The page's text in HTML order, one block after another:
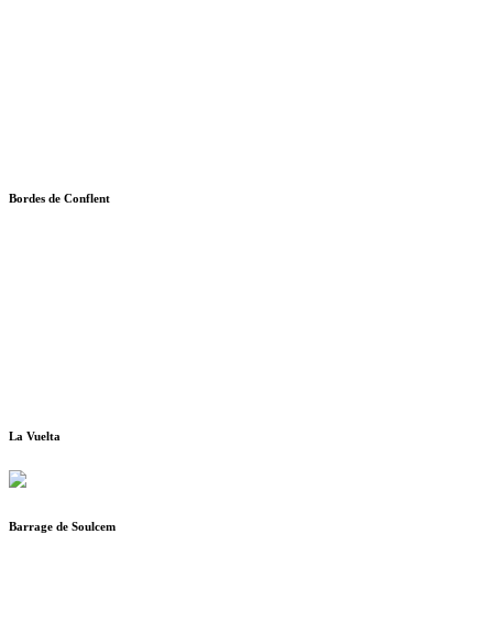
Bordes de Conflent
La Vuelta
Barrage de Soulcem